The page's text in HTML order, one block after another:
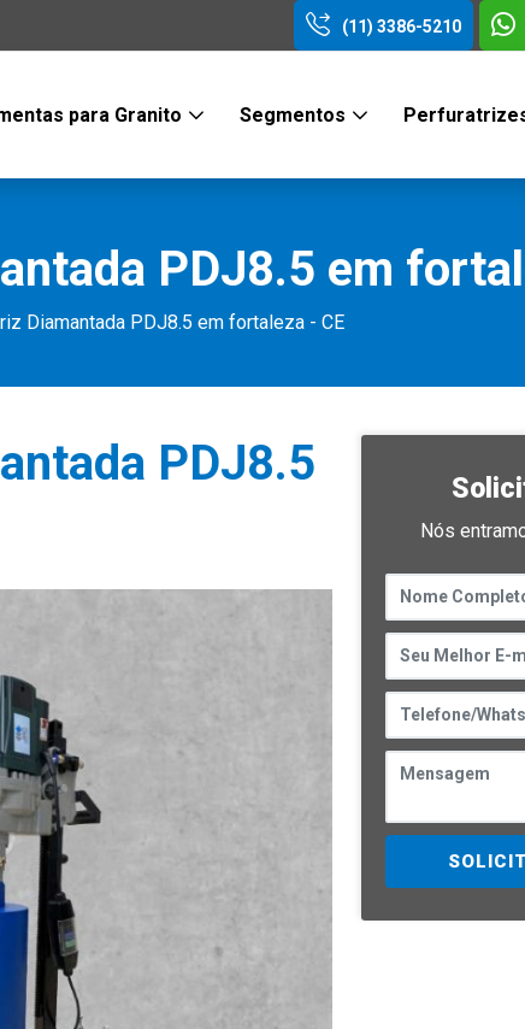
(11) 3386-5210
para Granito Segmentos
PDJ8.5 em
Diamantada PDJ8.5 em fortaleza - CE
PDJ8.5
Nós